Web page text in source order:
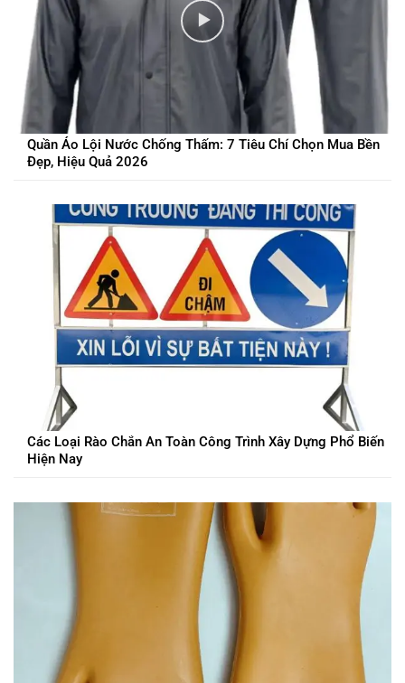
Quần Áo Lội Nước Chống Thấm: 7 Tiêu Chí Chọn Mua Bền
Đẹp, Hiệu Quả 2026
Các Loại Rào Chắn An Toàn Công Trình Xây Dựng Phổ Biến
Hiện Nay